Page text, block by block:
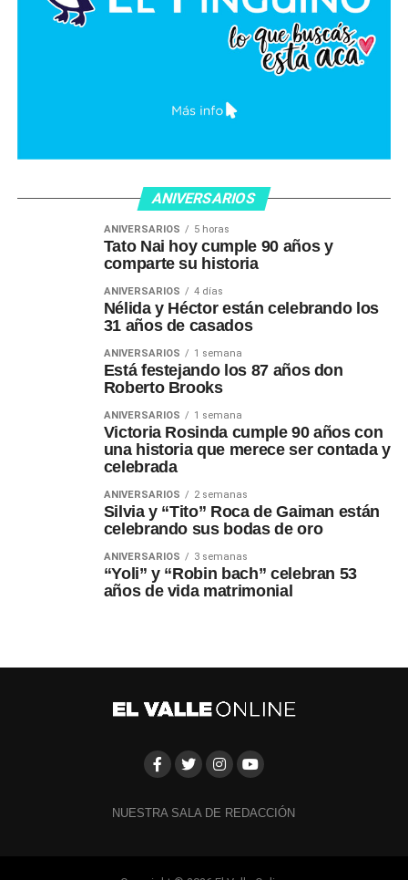
ANIVERSARIOS
ANIVERSARIOS 5 horas
Tato Nai hoy cumple 90 años y
comparte su historia
ANIVERSARIOS 4 días
Nélida y Héctor están celebrando los
31 años de casados
ANIVERSARIOS 1 semana
Está festejando los 87 años don
Roberto Brooks
ANIVERSARIOS 1 semana
Victoria Rosinda cumple 90 años con
una historia que merece ser contada y
celebrada
ANIVERSARIOS 2 semanas
Silvia y “Tito” Roca de Gaiman están
celebrando sus bodas de oro
ANIVERSARIOS 3 semanas
“Yoli” y “Robin bach” celebran 53
años de vida matrimonial
NUESTRA SALA DE REDACCIÓN